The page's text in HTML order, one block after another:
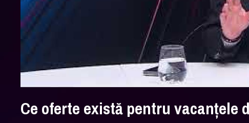
Ce oferte există pentru vacanțele